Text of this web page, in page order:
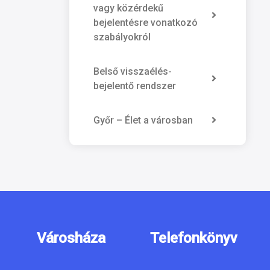
vagy közérdekű
bejelentésre vonatkozó
szabályokról
Belső visszaélés-
bejelentő rendszer
Győr – Élet a városban
Városháza Telefonkönyv